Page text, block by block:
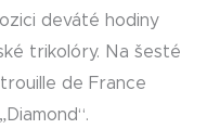
deváté hodiny
trikolóry. Na šesté
de France